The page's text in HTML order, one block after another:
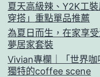
夏天高級辣、Y2K工
穿搭」重點單品推薦
為夏日而生，在家享
夢居家套裝
Vivian專欄｜「世界咖
獨特的coffee scene